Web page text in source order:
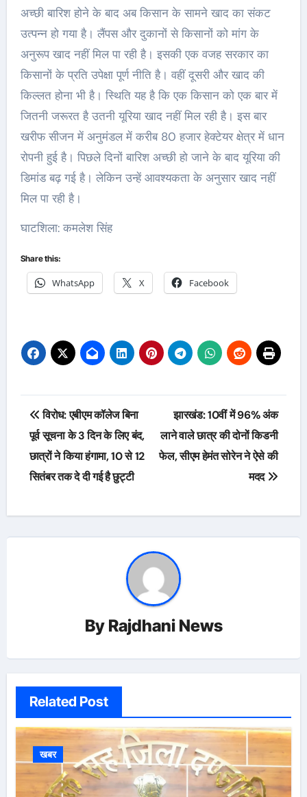
अच्छी बारिश होने के बाद अब किसान के सामने खाद का संकट
उत्पन्न हो गया है। लैंपस और दुकानों से किसानों को मांग के
अनुरूप खाद नहीं मिल पा रही है। इसकी एक वजह सरकार का
किसानों के प्रति उपेक्षा पूर्ण नीति है। वहीं दूसरी और खाद की
किल्लत होना भी है। स्थिति यह है कि एक किसान को एक बार में
जितनी जरूरत है उतनी यूरिया खाद नहीं मिल रही है। इस बार
खरीफ सीजन में अनुमंडल में करीब 80 हजार हेक्टेयर क्षेत्र में धान
रोपनी हुई है। पिछले दिनों बारिश अच्छी हो जाने के बाद यूरिया की
डिमांड बढ़ गई है। लेकिन उन्हें आवश्यकता के अनुसार खाद नहीं
मिल पा रही है।
घाटशिला: कमलेश सिंह
Share this:
WhatsApp X Facebook
Post
navigation
विरोध: एबीएम कॉलेज बिना
पूर्व सूचना के 3 दिन के लिए बंद,
छात्रों ने किया हंगामा, 10 से 12
सितंबर तक दे दी गई है छुट्टी
झारखंड: 10वीं में 96% अंक
लाने वाले छात्र की दोनों किडनी
फेल, सीएम हेमंत सोरेन ने ऐसे की
मदद
By Rajdhani News
Related Post
खबर